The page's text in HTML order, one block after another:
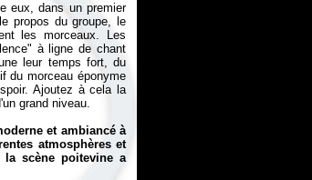
eux, dans un premier
propos du groupe, le
les morceaux. Les
à ligne de chant
leur temps fort, du
du morceau éponyme
Ajoutez à cela la
grand niveau.
et ambiancé à
atmosphères et
scène poitevine a